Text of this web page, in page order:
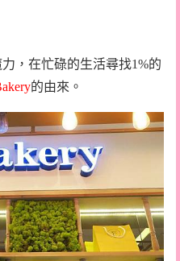
，在忙碌的生活尋找1%的
的由來。